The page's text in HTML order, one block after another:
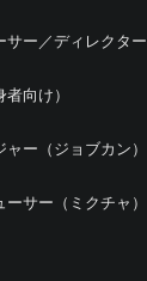
サー／ディレクター
向け）
ー（ジョブカン）
サー（ミクチャ）